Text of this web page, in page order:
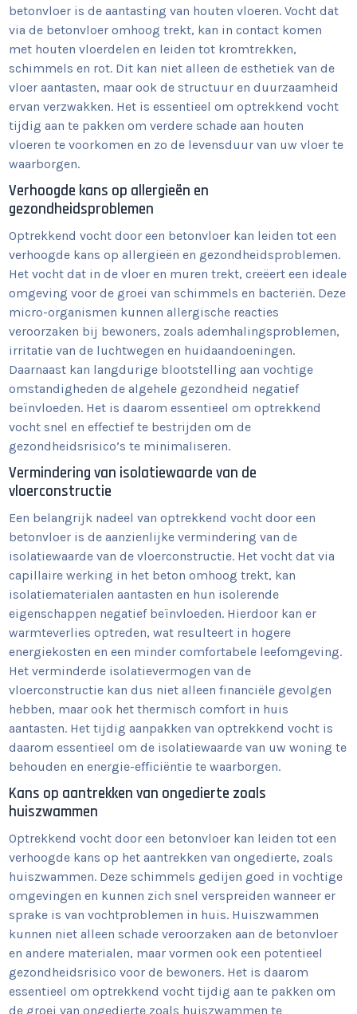
betonvloer is de aantasting van houten vloeren. Vocht dat
via de betonvloer omhoog trekt, kan in contact komen
met houten vloerdelen en leiden tot kromtrekken,
schimmels en rot. Dit kan niet alleen de esthetiek van de
vloer aantasten, maar ook de structuur en duurzaamheid
ervan verzwakken. Het is essentieel om optrekkend vocht
tijdig aan te pakken om verdere schade aan houten
vloeren te voorkomen en zo de levensduur van uw vloer te
waarborgen.
Verhoogde kans op allergieën en
gezondheidsproblemen
Optrekkend vocht door een betonvloer kan leiden tot een
verhoogde kans op allergieën en gezondheidsproblemen.
Het vocht dat in de vloer en muren trekt, creëert een ideale
omgeving voor de groei van schimmels en bacteriën. Deze
micro-organismen kunnen allergische reacties
veroorzaken bij bewoners, zoals ademhalingsproblemen,
irritatie van de luchtwegen en huidaandoeningen.
Daarnaast kan langdurige blootstelling aan vochtige
omstandigheden de algehele gezondheid negatief
beïnvloeden. Het is daarom essentieel om optrekkend
vocht snel en effectief te bestrijden om de
gezondheidsrisico’s te minimaliseren.
Vermindering van isolatiewaarde van de
vloerconstructie
Een belangrijk nadeel van optrekkend vocht door een
betonvloer is de aanzienlijke vermindering van de
isolatiewaarde van de vloerconstructie. Het vocht dat via
capillaire werking in het beton omhoog trekt, kan
isolatiematerialen aantasten en hun isolerende
eigenschappen negatief beïnvloeden. Hierdoor kan er
warmteverlies optreden, wat resulteert in hogere
energiekosten en een minder comfortabele leefomgeving.
Het verminderde isolatievermogen van de
vloerconstructie kan dus niet alleen financiële gevolgen
hebben, maar ook het thermisch comfort in huis
aantasten. Het tijdig aanpakken van optrekkend vocht is
daarom essentieel om de isolatiewaarde van uw woning te
behouden en energie-efficiëntie te waarborgen.
Kans op aantrekken van ongedierte zoals
huiszwammen
Optrekkend vocht door een betonvloer kan leiden tot een
verhoogde kans op het aantrekken van ongedierte, zoals
huiszwammen. Deze schimmels gedijen goed in vochtige
omgevingen en kunnen zich snel verspreiden wanneer er
sprake is van vochtproblemen in huis. Huiszwammen
kunnen niet alleen schade veroorzaken aan de betonvloer
en andere materialen, maar vormen ook een potentieel
gezondheidsrisico voor de bewoners. Het is daarom
essentieel om optrekkend vocht tijdig aan te pakken om
de groei van ongedierte zoals huiszwammen te